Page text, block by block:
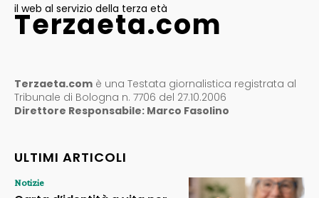
il web al servizio della terza età
Terzaeta.com
Terzaeta.com è una Testata giornalistica registrata al
Tribunale di Bologna n. 7706 del 27.10.2006
Direttore Responsabile: Marco Fasolino
ULTIMI ARTICOLI
Notizie